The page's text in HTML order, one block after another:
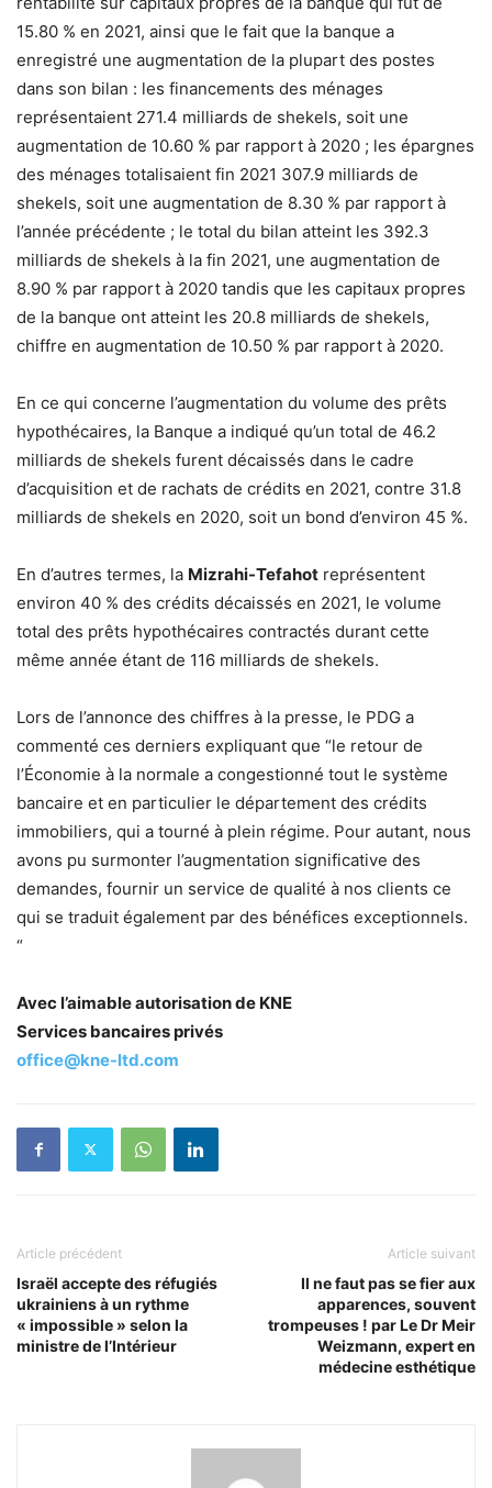
15.80 % en 2021, ainsi que le fait que la banque a
enregistré une augmentation de la plupart des postes
dans son bilan : les financements des ménages
représentaient 271.4 milliards de shekels, soit une
augmentation de 10.60 % par rapport à 2020 ; les épargnes
des ménages totalisaient fin 2021 307.9 milliards de
shekels, soit une augmentation de 8.30 % par rapport à
l’année précédente ; le total du bilan atteint les 392.3
milliards de shekels à la fin 2021, une augmentation de
8.90 % par rapport à 2020 tandis que les capitaux propres
de la banque ont atteint les 20.8 milliards de shekels,
chiffre en augmentation de 10.50 % par rapport à 2020.
En ce qui concerne l’augmentation du volume des prêts
hypothécaires, la Banque a indiqué qu’un total de 46.2
milliards de shekels furent décaissés dans le cadre
d’acquisition et de rachats de crédits en 2021, contre 31.8
milliards de shekels en 2020, soit un bond d’environ 45 %.
En d’autres termes, la Mizrahi-Tefahot représentent
environ 40 % des crédits décaissés en 2021, le volume
total des prêts hypothécaires contractés durant cette
même année étant de 116 milliards de shekels.
Lors de l’annonce des chiffres à la presse, le PDG a
commenté ces derniers expliquant que “le retour de
l’Économie à la normale a congestionné tout le système
bancaire et en particulier le département des crédits
immobiliers, qui a tourné à plein régime. Pour autant, nous
avons pu surmonter l’augmentation significative des
demandes, fournir un service de qualité à nos clients ce
qui se traduit également par des bénéfices exceptionnels.
“
Avec l’aimable autorisation de KNE
Services bancaires privés
office@kne-ltd.com
Article précédent
Israël accepte des réfugiés
ukrainiens à un rythme
« impossible » selon la
ministre de l’Intérieur
Article suivant
Il ne faut pas se fier aux
apparences, souvent
trompeuses ! par Le Dr Meir
Weizmann, expert en
médecine esthétique